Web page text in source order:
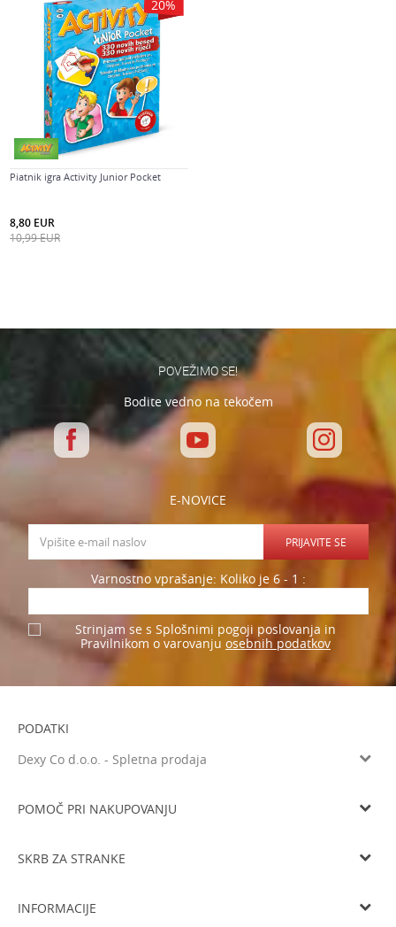
20%
Piatnik igra Activity Junior Pocket
8,80 EUR
10,99EUR
POVEŽIMO SE!
Bodite vedno na tekočem
E-NOVICE
PRIJAVITE SE
Varnostno vprašanje: Koliko je 6 - 1 :
Strinjam se s Splošnimi pogoji poslovanja in
Pravilnikom o varovanju osebnih podatkov
PODATKI
Dexy Co d.o.o. - Spletna prodaja
Tel: 05 933 75 21
Delovni čas
POMOČ PRI NAKUPOVANJU
SKRB ZA STRANKE
INFORMACIJE